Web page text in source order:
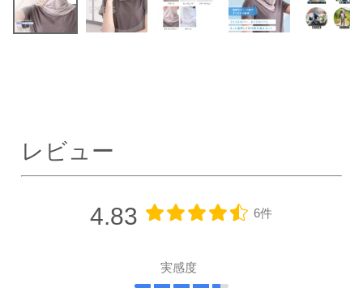
レビュー
4.83 6件
実感度